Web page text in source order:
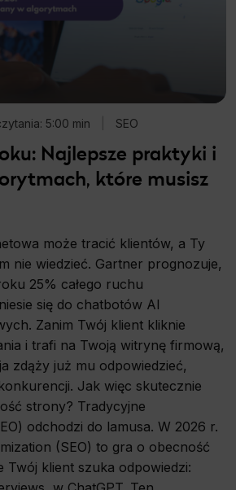
5:00 min SEO
Najlepsze praktyki i
które musisz
może tracić klientów, a Ty
nie wiedzieć. Gartner prognozuje,
25% całego ruchu
się do chatbotów AI
Zanim Twój klient kliknie
i trafi na Twoją witrynę firmową,
zdąży już mu odpowiedzieć,
Jak więc skutecznie
strony? Tradycyjne
odchodzi do lamusa. W 2026 r.
(SEO) to gra o obecność
Twój klient szuka odpowiedzi: